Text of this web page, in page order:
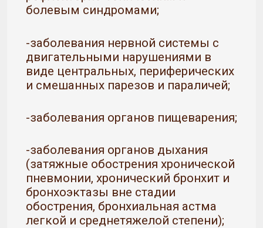
болевым синдромами;
-заболевания нервной системы с
двигательными нарушениями в
виде центральных, периферических
и смешанных парезов и параличей;
-заболевания органов пищеварения;
-заболевания органов дыхания
(затяжные обострения хронической
пневмонии, хронический бронхит и
бронхоэктазы вне стадии
обострения, бронхиальная астма
легкой и среднетяжелой степени);